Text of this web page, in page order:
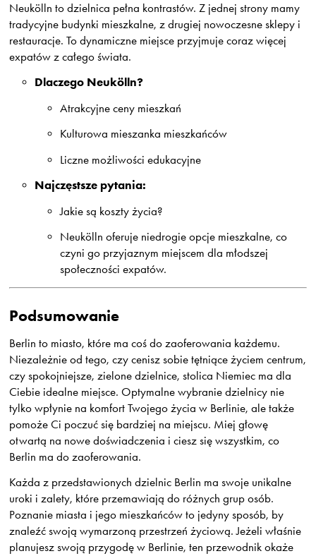
Neukölln to dzielnica pełna kontrastów. Z jednej strony mamy
tradycyjne budynki mieszkalne, z drugiej nowoczesne sklepy i
restauracje. To dynamiczne miejsce przyjmuje coraz więcej
expatów z całego świata.
Dlaczego Neukölln?
Atrakcyjne ceny mieszkań
Kulturowa mieszanka mieszkańców
Liczne możliwości edukacyjne
Najczęstsze pytania:
Jakie są koszty życia?
Neukölln oferuje niedrogie opcje mieszkalne, co
czyni go przyjaznym miejscem dla młodszej
społeczności expatów.
Podsumowanie
Berlin to miasto, które ma coś do zaoferowania każdemu.
Niezależnie od tego, czy cenisz sobie tętniące życiem centrum,
czy spokojniejsze, zielone dzielnice, stolica Niemiec ma dla
Ciebie idealne miejsce. Optymalne wybranie dzielnicy nie
tylko wpłynie na komfort Twojego życia w Berlinie, ale także
pomoże Ci poczuć się bardziej na miejscu. Miej głowę
otwartą na nowe doświadczenia i ciesz się wszystkim, co
Berlin ma do zaoferowania.
Każda z przedstawionych dzielnic Berlin ma swoje unikalne
uroki i zalety, które przemawiają do różnych grup osób.
Poznanie miasta i jego mieszkańców to jedyny sposób, by
znaleźć swoją wymarzoną przestrzeń życiową. Jeżeli właśnie
planujesz swoją przygodę w Berlinie, ten przewodnik okaże